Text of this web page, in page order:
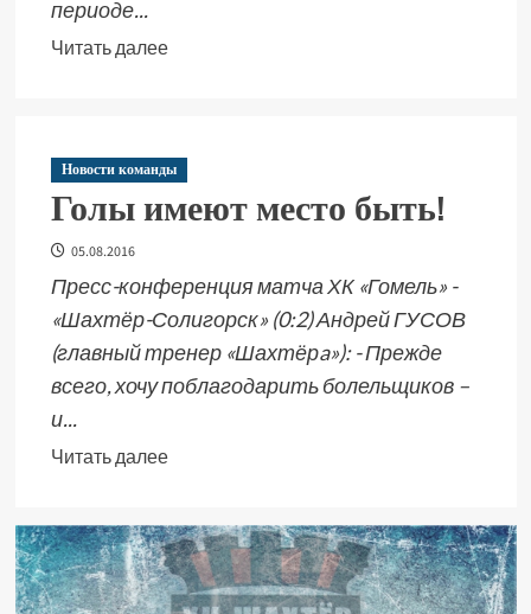
периоде...
Читать далее
Новости команды
Голы имеют место быть!
05.08.2016
Пресс-конференция матча ХК «Гомель» -
«Шахтёр-Солигорск» (0:2) Андрей ГУСОВ
(главный тренер «Шахтёрa»): - Прежде
всего, хочу поблагодарить болельщиков –
и...
Читать далее